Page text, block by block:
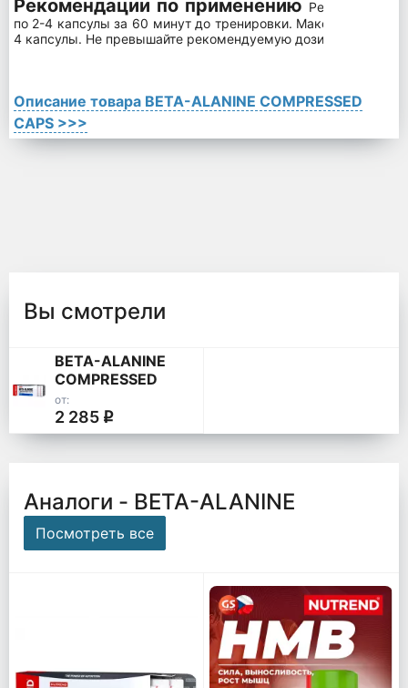
Рекомендации по применению
по 2-4 капсулы за 60 минут до тренировки. Максимальная
4 капсулы. Не превышайте рекомендуемую дозировку.
Описание товара BETA-ALANINE COMPRESSED
CAPS >>>
Вы смотрели
BETA-ALANINE
COMPRESSED
CAPS
от:
2 285 q
Аналоги - BETA-ALANINE
Посмотреть все